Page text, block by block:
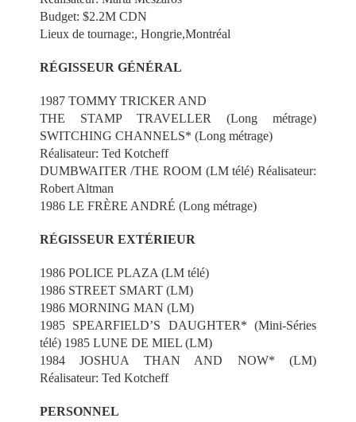
Budget: $2.2M CDN
Lieux de tournage:, Hongrie,Montréal
RÉGISSEUR GÉNÉRAL
1987 TOMMY TRICKER AND
THE STAMP TRAVELLER (Long métrage)
SWITCHING CHANNELS* (Long métrage)
Réalisateur: Ted Kotcheff
DUMBWAITER /THE ROOM (LM télé) Réalisateur:
Robert Altman
1986 LE FRÈRE ANDRÉ (Long métrage)
RÉGISSEUR EXTÉRIEUR
1986 POLICE PLAZA (LM télé)
1986 STREET SMART (LM)
1986 MORNING MAN (LM)
1985 SPEARFIELD’S DAUGHTER* (Mini-Séries
télé) 1985 LUNE DE MIEL (LM)
1984 JOSHUA THAN AND NOW* (LM)
Réalisateur: Ted Kotcheff
PERSONNEL